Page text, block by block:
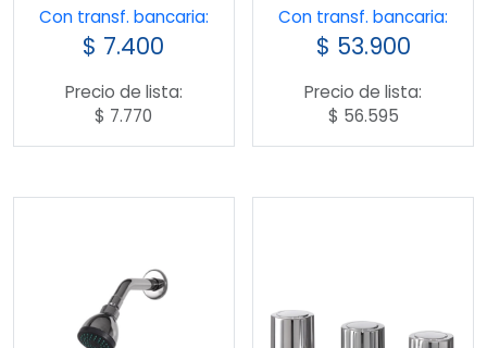
Con transf. bancaria:
$ 7.400
Precio de lista:
$ 7.770
Con transf. bancaria:
$ 53.900
Precio de lista:
$ 56.595